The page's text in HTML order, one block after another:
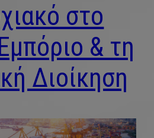
στο
& τη
Διοίκηση